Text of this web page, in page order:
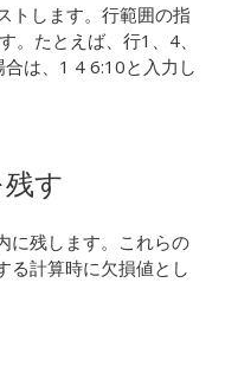
トします。行範囲の指
。たとえば、行1、4、
は、1 4 6:10と入力し
す
に残します。これらの
る計算時に欠損値とし